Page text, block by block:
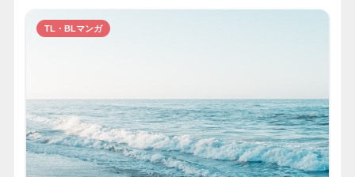
TL・BLマンガ